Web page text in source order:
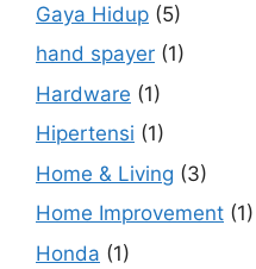
Gaya Hidup (5)
hand spayer (1)
Hardware (1)
Hipertensi (1)
Home & Living (3)
Home Improvement (1)
Honda (1)